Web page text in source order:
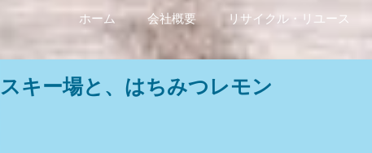
ホーム 会社概要 リサイクル・リユース
スキー場と、はちみつレモン